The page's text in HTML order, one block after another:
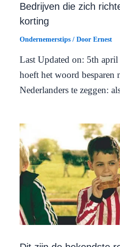
Bedrijven die zich
korting
Ondernemerstips / Door Ernest
Last Updated on: 5th
hoeft het woord besparen
Nederlanders te zeggen: